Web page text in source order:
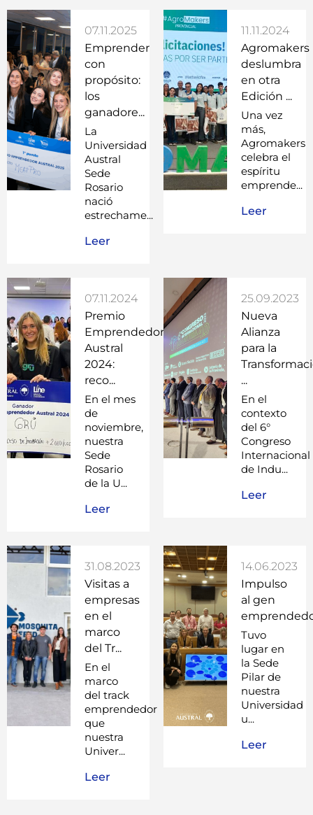
07.11.2025
Emprender
con
propósito:
los
ganadore...
La
Universidad
Austral
Sede
Rosario
nació
estrechame...
Leer
11.11.2024
Agromakers
deslumbra
en otra
Edición ...
Una vez
más,
Agromakers
celebra el
espíritu
emprende...
Leer
07.11.2024
Premio
Emprendedor
Austral
2024:
reco...
En el mes
de
noviembre,
nuestra
Sede
Rosario
de la U...
Leer
25.09.2023
Nueva
Alianza
para la
...
En el
contexto
del 6°
Congreso
Internacional
de Indu...
Leer
31.08.2023
Visitas a
empresas
en el
marco
del Tr...
En el
marco
del track
emprendedor
que
nuestra
Univer...
Leer
14.06.2023
Impulso
al gen
Tuvo
lugar en
la Sede
Pilar de
nuestra
Universidad
u...
Leer